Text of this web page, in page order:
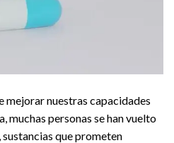
mejorar nuestras capacidades
muchas personas se han vuelto
que prometen